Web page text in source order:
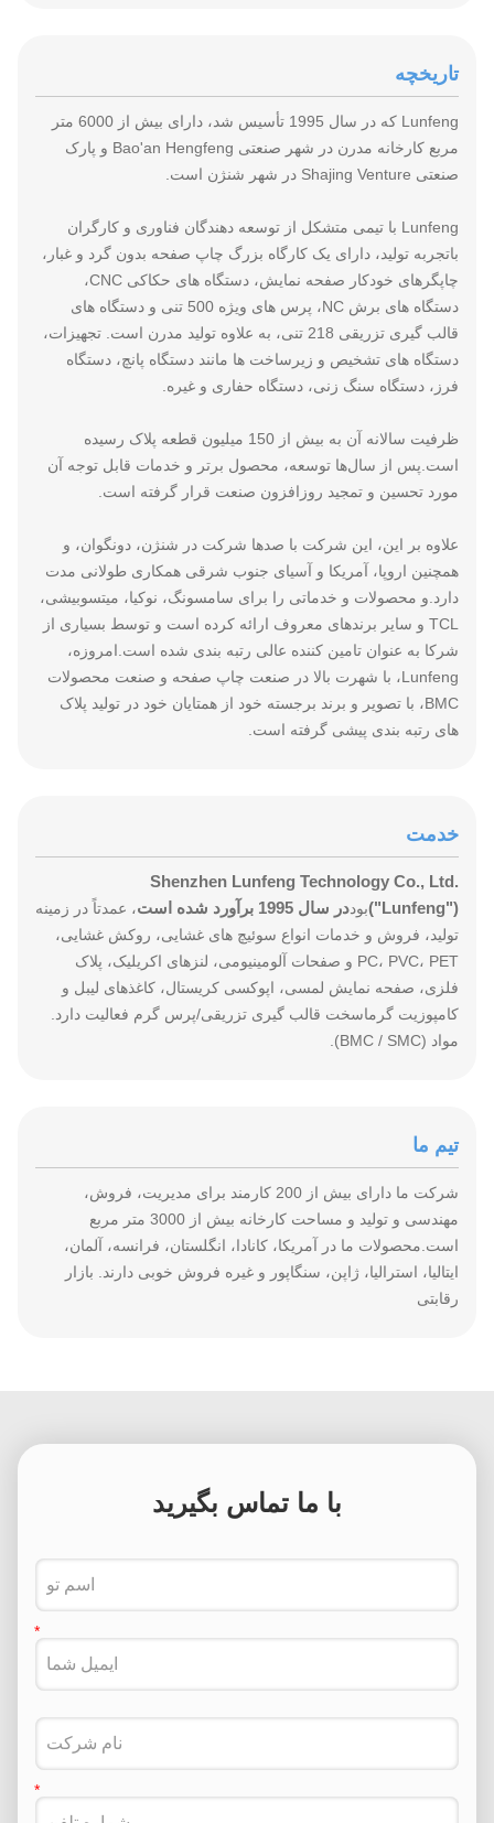
تاریخچه
Lunfeng که در سال 1995 تأسیس شد، دارای بیش از 6000 متر
مربع کارخانه مدرن در شهر صنعتی Bao'an Hengfeng و پارک
صنعتی Shajing Venture در شهر شنژن است.
Lunfeng با تیمی متشکل از توسعه دهندگان فناوری و کارگران
باتجربه تولید، دارای یک کارگاه بزرگ چاپ صفحه بدون گرد و غبار،
چاپگرهای خودکار صفحه نمایش، دستگاه های حکاکی CNC،
دستگاه های برش NC، پرس های ویژه 500 تنی و دستگاه های
قالب گیری تزریقی 218 تنی، به علاوه تولید مدرن است. تجهیزات،
دستگاه های تشخیص و زیرساخت ها مانند دستگاه پانچ، دستگاه
فرز، دستگاه سنگ زنی، دستگاه حفاری و غیره.
ظرفیت سالانه آن به بیش از 150 میلیون قطعه پلاک رسیده
است.پس از سال‌ها توسعه، محصول برتر و خدمات قابل توجه آن
مورد تحسین و تمجید روزافزون صنعت قرار گرفته است.
علاوه بر این، این شرکت با صدها شرکت در شنژن، دونگوان، و
همچنین اروپا، آمریکا و آسیای جنوب شرقی همکاری طولانی مدت
دارد.و محصولات و خدماتی را برای سامسونگ، نوکیا، میتسوبیشی،
TCL و سایر برندهای معروف ارائه کرده است و توسط بسیاری از
شرکا به عنوان تامین کننده عالی رتبه بندی شده است.امروزه،
Lunfeng، با شهرت بالا در صنعت چاپ صفحه و صنعت محصولات
BMC، با تصویر و برند برجسته خود از همتایان خود در تولید پلاک
های رتبه بندی پیشی گرفته است.
خدمت
Shenzhen Lunfeng Technology Co., Ltd.
("Lunfeng")بوددر سال 1995 برآورد شده است
، عمدتاً در زمینه
تولید، فروش و خدمات انواع سوئیچ های غشایی، روکش غشایی،
PC، PVC، PET و صفحات آلومینیومی، لنزهای اکریلیک، پلاک
فلزی، صفحه نمایش لمسی، اپوکسی کریستال، کاغذهای لیبل و
کامپوزیت گرماسخت قالب گیری تزریقی/پرس گرم فعالیت دارد.
مواد (BMC / SMC).
تیم ما
شرکت ما دارای بیش از 200 کارمند برای مدیریت، فروش،
مهندسی و تولید و مساحت کارخانه بیش از 3000 متر مربع
است.محصولات ما در آمریکا، کانادا، انگلستان، فرانسه، آلمان،
ایتالیا، استرالیا، ژاپن، سنگاپور و غیره فروش خوبی دارند. بازار
رقابتی
با ما تماس بگیرید